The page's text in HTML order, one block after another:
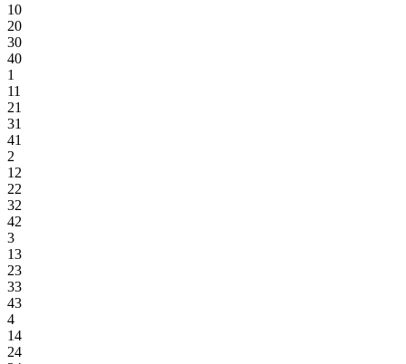
10
20
30
40
1
11
21
31
41
2
12
22
32
42
3
13
23
33
43
4
14
24